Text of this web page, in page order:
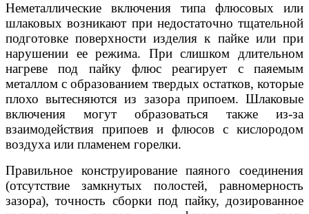
Неметаллические включения типа флюсовых или
шлаковых возникают при недостаточно тщательной
подготовке поверхности изделия к пайке или при
нарушении ее режима. При слишком длительном
нагреве под пайку флюс реагирует с паяемым
металлом с образованием твердых остатков, которые
плохо вытесняются из зазора припоем. Шлаковые
включения могут образоваться также из-за
взаимодействия припоев и флюсов с кислородом
воздуха или пламенем горелки.
Правильное конструирование паяного соединения
(отсутствие замкнутых полостей, равномерность
зазора), точность сборки под пайку, дозированное